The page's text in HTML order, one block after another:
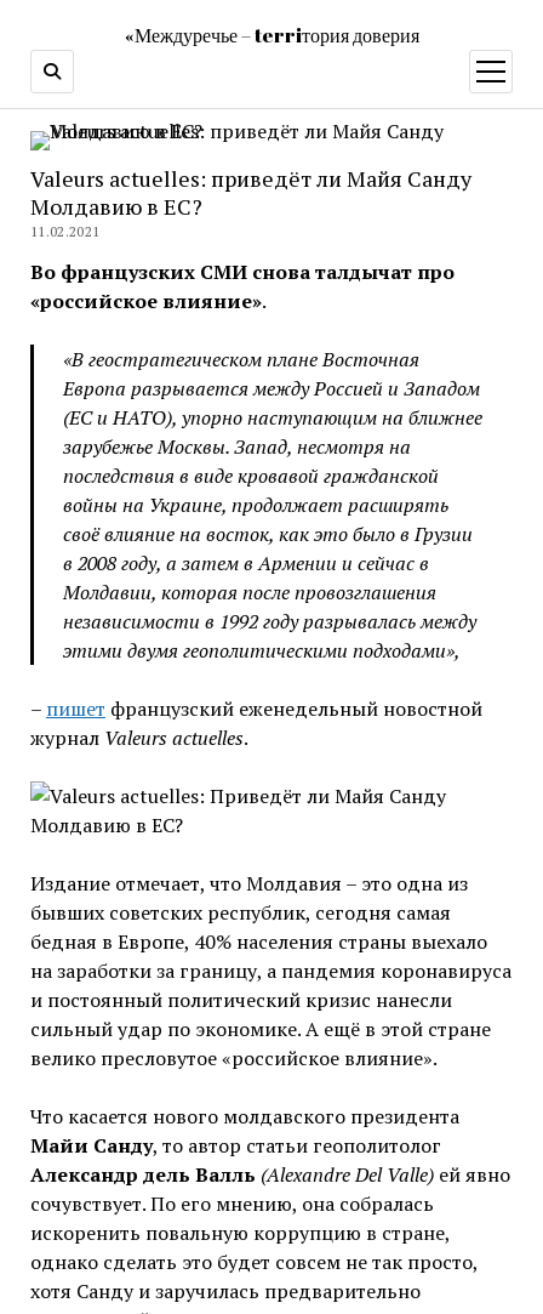
«Междуречье – terriтория доверия
меню
Valeurs actuelles: приведёт ли Майя Санду
Молдавию в ЕС?
11.02.2021
Во французских СМИ снова талдычат про
«российское влияние».
«В геостратегическом плане Восточная
Европа разрывается между Россией и Западом
(ЕС и НАТО), упорно наступающим на ближнее
зарубежье Москвы. Запад, несмотря на
последствия в виде кровавой гражданской
войны на Украине, продолжает расширять
своё влияние на восток, как это было в Грузии
в 2008 году, а затем в Армении и сейчас в
Молдавии, которая после провозглашения
независимости в 1992 году разрывалась между
этими двумя геополитическими подходами»,
– пишет французский еженедельный новостной
журнал Valeurs actuelles.
Издание отмечает, что Молдавия – это одна из
бывших советских республик, сегодня самая
бедная в Европе, 40% населения страны выехало
на заработки за границу, а пандемия коронавируса
и постоянный политический кризис нанесли
сильный удар по экономике. А ещё в этой стране
велико пресловутое «российское влияние».
Что касается нового молдавского президента
Майи Санду, то автор статьи геополитолог
Александр дель Валль (Alexandre Del Valle)ей явно
сочувствует. По его мнению, она собралась
искоренить повальную коррупцию в стране,
однако сделать это будет совсем не так просто,
хотя Санду и заручилась предварительно